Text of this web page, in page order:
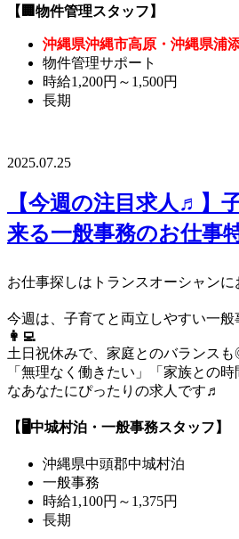
【🏢物件管理スタッフ】
沖縄県沖縄市高原・沖縄県浦
物件管理サポート
時給1,200円～1,500円
長期
2025.07.25
【今週の注目求人♬】
来る一般事務のお仕事
お仕事探しはトランスオーシャンに
今週は、子育てと両立しやすい一般
👩‍💻
土日祝休みで、家庭とのバランス
「無理なく働きたい」「家族との
なあなたにぴったりの求人です♬
【🖥️中城村泊・一般事務スタッフ】
沖縄県中頭郡中城村泊
一般事務
時給1,100円～1,375円
長期